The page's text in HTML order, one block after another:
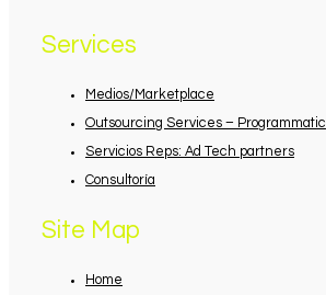
Services
Medios/Marketplace
Outsourcing Services – Programmatic
Servicios Reps: Ad Tech partners
Consultoría
Site Map
Home